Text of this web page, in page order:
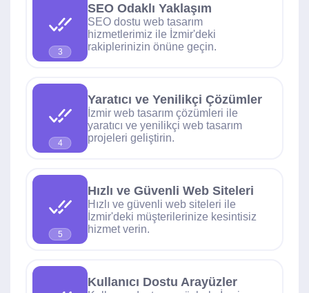
3
SEO Odaklı Yaklaşım
SEO dostu web tasarım
hizmetlerimiz ile İzmir'deki
rakiplerinizin önüne geçin.
4
Yaratıcı ve Yenilikçi Çözümler
İzmir web tasarım çözümleri ile
yaratıcı ve yenilikçi web tasarım
projeleri geliştirin.
5
Hızlı ve Güvenli Web Siteleri
Hızlı ve güvenli web siteleri ile
İzmir'deki müşterilerinize kesintisiz
hizmet verin.
Kullanıcı Dostu Arayüzler